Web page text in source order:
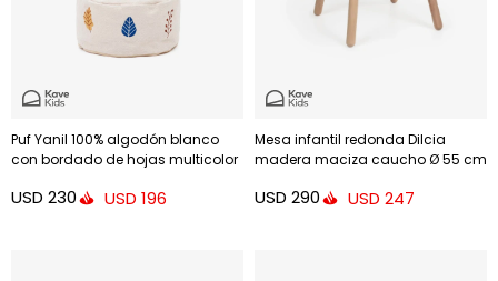
Puf Yanil 100% algodón blanco
con bordado de hojas multicolor
USD 230 USD 196
Mesa infantil redonda Dilcia
madera maciza caucho Ø 55 cm
USD 290 USD 247